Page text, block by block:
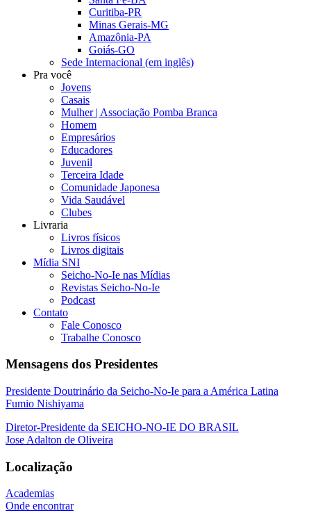
Curitiba-PR
Minas Gerais-MG
Amazônia-PA
Goiás-GO
Sede Internacional (em inglês)
Pra você
Jovens
Casais
Mulher | Associação Pomba Branca
Homem
Empresários
Educadores
Juvenil
Terceira Idade
Comunidade Japonesa
Vida Saudável
Clubes
Livraria
Livros físicos
Livros digitais
Mídia SNI
Seicho-No-Ie nas Mídias
Revistas Seicho-No-Ie
Podcast
Contato
Fale Conosco
Trabalhe Conosco
Mensagens dos Presidentes
Presidente Doutrinário da Seicho-No-Ie para a América Latina
Fumio Nishiyama
Diretor-Presidente da SEICHO-NO-IE DO BRASIL
Jose Adalton de Oliveira
Localização
Academias
Onde encontrar